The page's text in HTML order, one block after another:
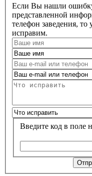
Если Вы нашли
представленной
телефон заведения,
исправим.
Введите код в поле